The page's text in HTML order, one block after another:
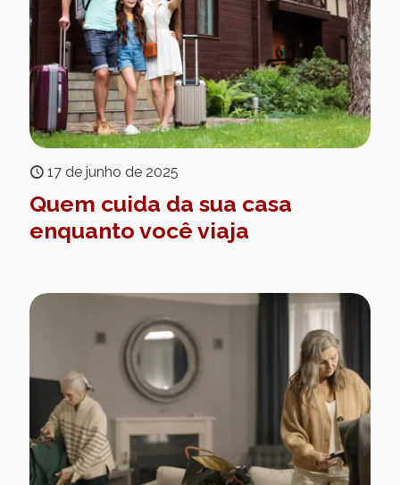
17 de junho de 2025
Quem cuida da sua casa
enquanto você viaja